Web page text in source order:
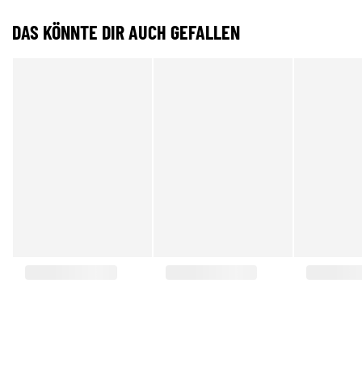
DAS KÖNNTE DIR AUCH GEFALLEN